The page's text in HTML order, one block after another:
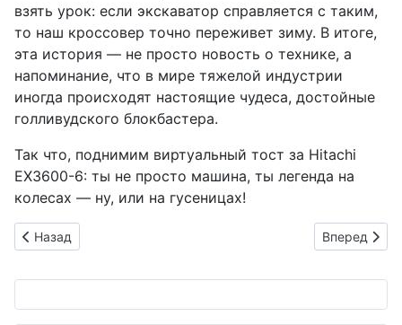
взять урок: если экскаватор справляется с таким,
то наш кроссовер точно переживет зиму. В итоге,
эта история — не просто новость о технике, а
напоминание, что в мире тяжелой индустрии
иногда происходят настоящие чудеса, достойные
голливудского блокбастера.
Так что, поднимим виртуальный тост за Hitachi
EX3600-6: ты не просто машина, ты легенда на
колесах — ну, или на гусеницах!
Предыдущий: BMW прокладывает водородный путь: От
Назад Следующий:
Вперед